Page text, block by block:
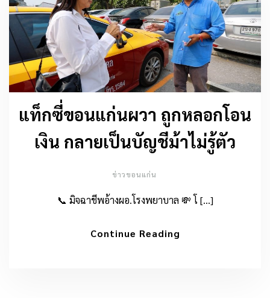
แท็กซี่ขอนแก่นผวา ถูกหลอกโอน
เงิน กลายเป็นบัญชีม้าไม่รู้ตัว
ข่าวขอนแก่น
📞 มิจฉาชีพอ้างผอ.โรงพยาบาล 💸 โ […]
Continue Reading